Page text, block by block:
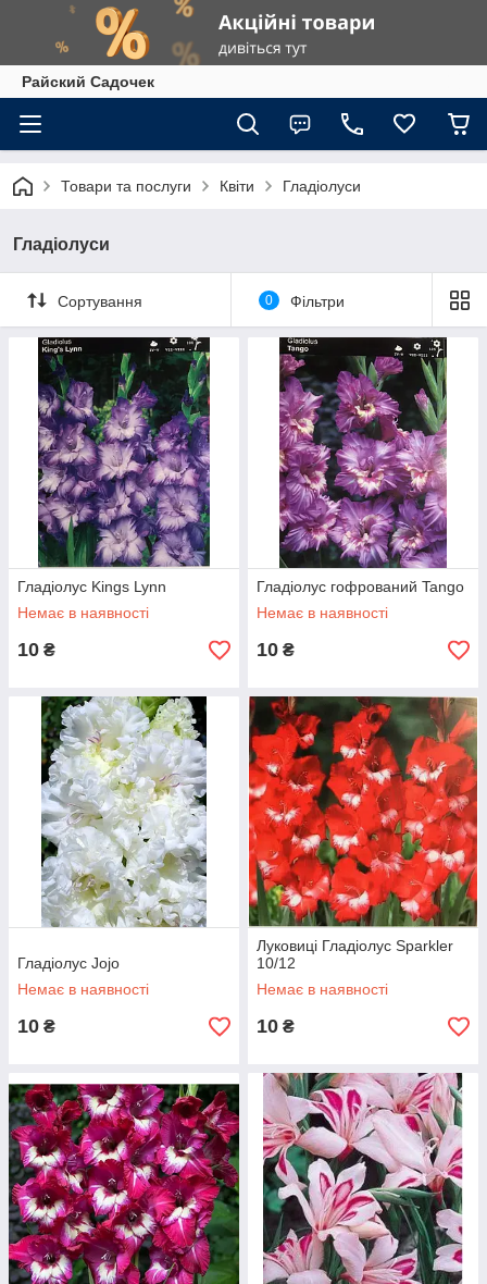
Райский Садочек
Товари та послуги Квіти Гладіолуси
Гладіолуси
Сортування 0 Фільтри
Гладіолус Kings Lynn
Немає в наявності
10 ₴
Гладіолус гофрований Tango
Немає в наявності
10 ₴
Гладіолус Jojo
Немає в наявності
10 ₴
Луковиці Гладіолус Sparkler
10/12
Немає в наявності
10 ₴